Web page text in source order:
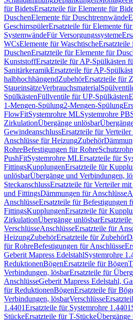
für BidetsErsatzteile für Elemente für
DuschenElemente für Duschtrennwände
GeschirrspülerErsatzteile für Elemente
SystemwändeFür Versorgungssysteme
WCsElemente für WaschtischeErsatzteile
DuschenErsatzteile für Elemente für
KunststoffErsatzteile für AP-Spülkästen
SanitärkeramikErsatzteile für AP-
halbhochhängendZubehörErsatzteile für
StaueinsätzeVerbrauchsmaterial
SpülkästenFüllventile für UP-Spülkästen
1-Mengen-Spülung2-Mengen-Spülung
FlowFitSystemrohre MLSystemrohre PB
ZirkulationÜbergänge unlösbar
GewindeanschlussErsatzteile für
Anschlüsse für HeizungZubehör
RohreBefestigungen für Rohre
PushFitSystemrohre MLErsatzteile für
FittingsKupplungenErsatzteile für
unlösbarÜbergänge und Verbindungen,
SteckanschlussErsatzteile für Verteiler mit
und FittingsDämmungen für Anschlüsse
AnschlüsseErsatzteile für Befestigungen
FittingsKupplungenErsatzteile für
ZirkulationÜbergänge unlösbar
VerschlüsseAnschlüsseErsatzteile für
HeizungZubehörErsatzteile für Zubehör
für RohreBefestigungen für Anschlüsse
Geberit Mapress EdelstahlSystemrohre
ReduktionenBögenErsatzteile für Bögen
Verbindungen, lösbarErsatzteile für
AnschlüsseGeberit Mapress Edelstahl,
für ReduktionenBögenErsatzteile für
Verbindungen, lösbarVerschlüsse
1.4401Ersatzteile für Systemrohre 1.4401
StückeErsatzteile für T-StückeÜbergänge